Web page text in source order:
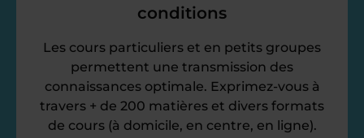
conditions
Les cours particuliers et en petits groupes
permettent une transmission des
connaissances optimale. Exprimez-vous à
travers + de 200 matières et divers formats
de cours (à domicile, en centre, en ligne).